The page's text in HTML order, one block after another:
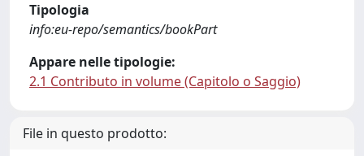
Tipologia
info:eu-repo/semantics/bookPart
Appare nelle tipologie:
2.1 Contributo in volume (Capitolo o Saggio)
File in questo prodotto: